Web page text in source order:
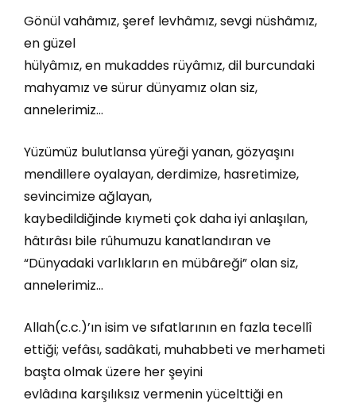
Gönül vahâmız, şeref levhâmız, sevgi nüshâmız,
en güzel
hülyâmız, en mukaddes rüyâmız, dil burcundaki
mahyamız ve sürur dünyamız olan siz,
annelerimiz…
Yüzümüz bulutlansa yüreği yanan, gözyaşını
mendillere oyalayan, derdimize, hasretimize,
sevincimize ağlayan,
kaybedildiğinde kıymeti çok daha iyi anlaşılan,
hâtırâsı bile rûhumuzu kanatlandıran ve
“Dünyadaki varlıkların en mübâreği” olan siz,
annelerimiz…
Allah(c.c.)’ın isim ve sıfatlarının en fazla tecellî
ettiği; vefâsı, sadâkati, muhabbeti ve merhameti
başta olmak üzere her şeyini
evlâdına karşılıksız vermenin yücelttiği en